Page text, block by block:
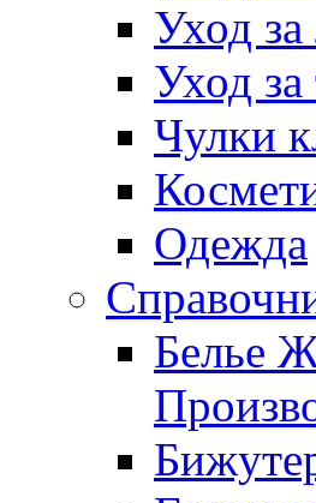
Уход
Уход
Чулки
Одежда
Белье